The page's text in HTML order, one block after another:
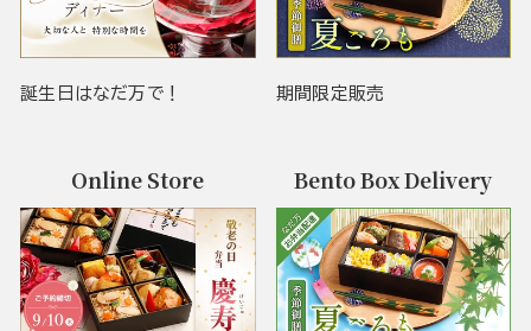
誕生日はなだ万で！ 期間限定販売
Online Store Bento Box Delivery